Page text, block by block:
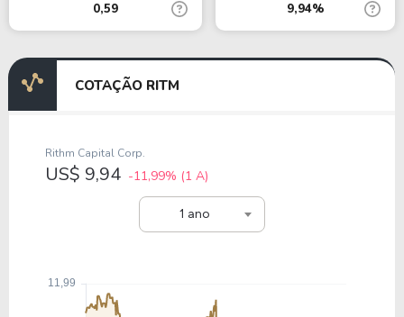
0,59 9,94%
COTAÇÃO RITM
1 ano
Rithm Capital Corp.
US$ 9,94 -11,99% (1 A)